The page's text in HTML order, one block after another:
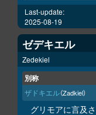
Last-update:
2025-08-19
ゼデキエル
Zedekiel
別称
ザドキエル（Zadkiel）
グリモアに言及